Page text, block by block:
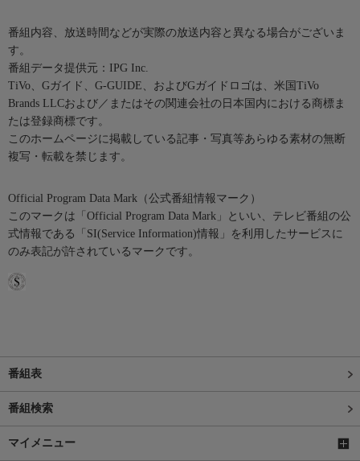
番組内容、放送時間などが実際の放送内容と異なる場合がございま
す。
番組データ提供元：IPG Inc.
TiVo、Gガイド、G-GUIDE、およびGガイドロゴは、米国TiVo
Brands LLCおよび／またはその関連会社の日本国内における商標ま
たは登録商標です。
このホームページに掲載している記事・写真等あらゆる素材の無断
複写・転載を禁じます。
Official Program Data Mark（公式番組情報マーク）
このマークは「Official Program Data Mark」といい、テレビ番組の公
式情報である「SI(Service Information)情報」を利用したサービスに
のみ表記が許されているマークです。
番組表
番組検索
マイメニュー